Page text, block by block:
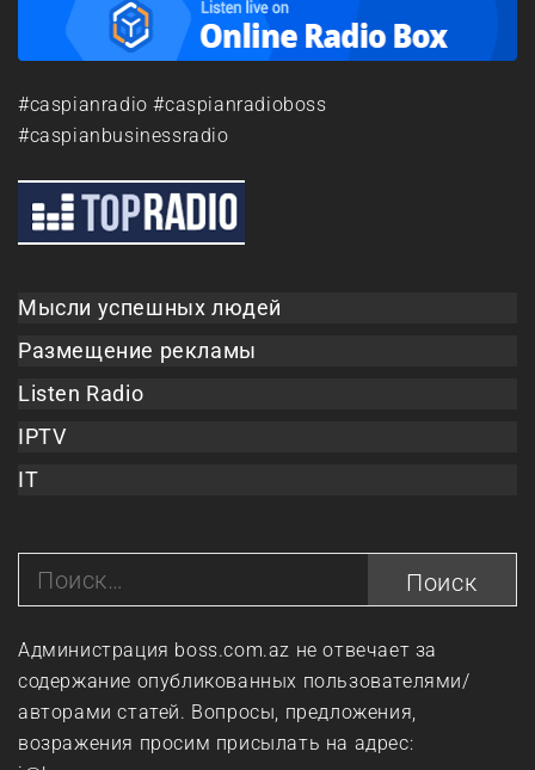
#caspianradio #caspianradioboss
#caspianbusinessradio
Мысли успешных людей
Размещение рекламы
Listen Radio
IPTV
IT
Найти:
Администрация boss.com.az не отвечает за
содержание опубликованных пользователями/
авторами статей. Вопросы, предложения,
возражения просим присылать на адрес: